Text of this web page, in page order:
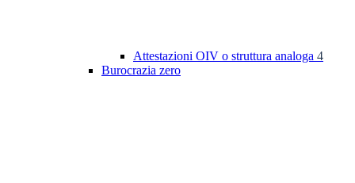
Attestazioni OIV o struttura analoga 4
Burocrazia zero